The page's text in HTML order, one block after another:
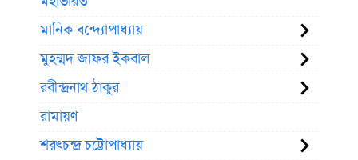
মানিক বন্দ্যোপাধ্যায়
মুহম্মদ জাফর ইকবাল
রবীন্দ্রনাথ ঠাকুর
রামায়ণ
শরৎচন্দ্র চট্টোপাধ্যায়